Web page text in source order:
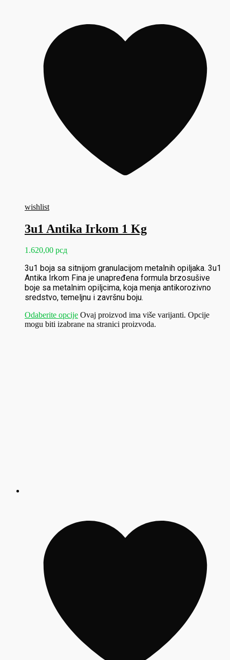
wishlist
3u1 Antika Irkom 1 Kg
1.620,00 рсд
3u1 boja sa sitnijom granulacijom metalnih opiljaka. 3u1
Antika Irkom Fina je unapređena formula brzosušive
boje sa metalnim opiljcima, koja menja antikorozivno
sredstvo, temeljnu i završnu boju.
Odaberite opcije Ovaj proizvod ima više varijanti. Opcije
mogu biti izabrane na stranici proizvoda.